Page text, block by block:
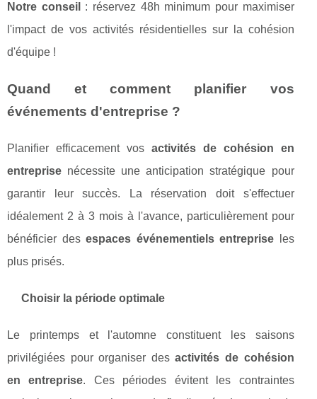
Notre conseil
: réservez 48h minimum pour maximiser
l'impact de vos activités résidentielles sur la cohésion
d'équipe !
Quand et comment planifier vos
événements d'entreprise ?
Planifier efficacement vos activités de cohésion en
entreprise nécessite une anticipation stratégique pour
garantir leur succès. La réservation doit s'effectuer
idéalement 2 à 3 mois à l'avance, particulièrement pour
bénéficier desespaces événementiels entreprise les
plus prisés.
Choisir la période optimale
Le printemps et l'automne constituent les saisons
privilégiées pour organiser desactivités de cohésion
en entreprise. Ces périodes évitent les contraintes